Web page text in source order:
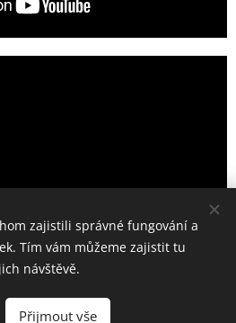
zajistili správné fungování a
Tím vám můžeme zajistit tu
návštěvě.
Přijmout vše